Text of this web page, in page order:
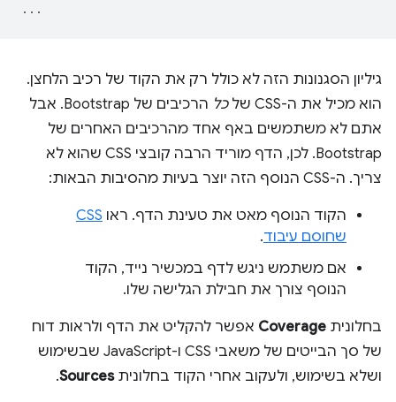
גיליון הסגנונות הזה לא כולל רק את הקוד של רכיב הלחצן.
הוא מכיל את ה-CSS של
כל
הרכיבים של Bootstrap. אבל
אתם לא משתמשים באף אחד מהרכיבים האחרים של
Bootstrap. לכן, הדף מוריד הרבה קובצי CSS שהוא לא
צריך. ה-CSS הנוסף הזה יוצר בעיות מהסיבות הבאות:
הקוד הנוסף מאט את טעינת הדף. ראו CSS
שחוסם עיבוד.
אם משתמש ניגש לדף במכשיר נייד, הקוד
הנוסף צורך את חבילת הגלישה שלו.
בחלונית Coverage אפשר להקליט את הדף ולראות דוח
של סך הבייטים של משאבי CSS ו-JavaScript שבשימוש
ושלא בשימוש, ולעקוב אחרי הקוד בחלוניתSources
.